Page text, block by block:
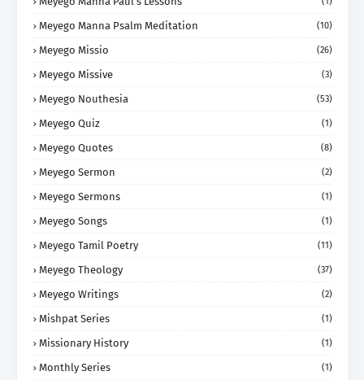
Meyego Manna Psalm Meditation (10)
Meyego Missio (26)
Meyego Missive (3)
Meyego Nouthesia (53)
Meyego Quiz (1)
Meyego Quotes (8)
Meyego Sermon (2)
Meyego Sermons (1)
Meyego Songs (1)
Meyego Tamil Poetry (11)
Meyego Theology (37)
Meyego Writings (2)
Mishpat Series (1)
Missionary History (1)
Monthly Series (1)